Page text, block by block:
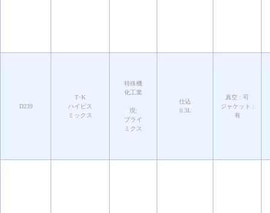
D239
T･K
ハイビス
ミックス
特殊機
化工業
現:
プライ
ミクス
仕込
0.3L
真空 : 可
ジャケット :
有